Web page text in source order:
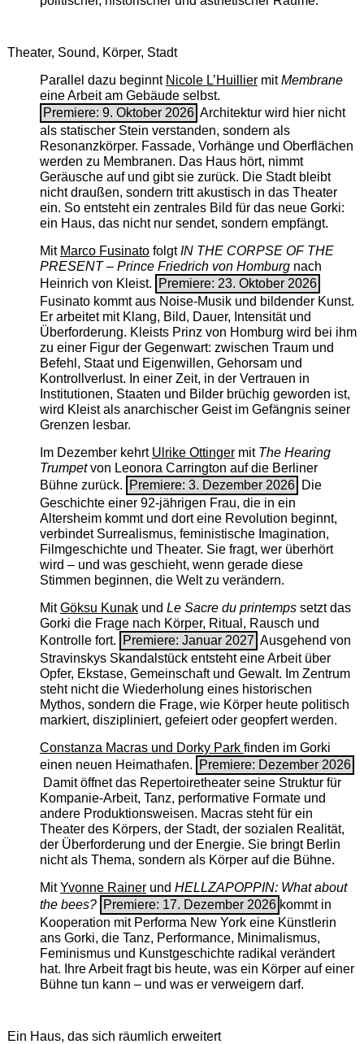
Theater, Sound, Körper, Stadt
Parallel dazu beginnt Nicole L’Huilliermit ­Membrane
eine Arbeit am Gebäude selbst.
Premiere: 9. Oktober 2026 Architektur wird hier nicht
als statischer Stein verstanden, sondern als
Resonanzkörper. Fassade, Vorhänge und Oberflächen
werden zu Membranen. Das Haus hört, nimmt
Geräusche auf und gibt sie zurück. Die Stadt bleibt
nicht draußen, sondern tritt akustisch in das Theater
ein. So entsteht ein zentrales Bild für das neue Gorki:
ein Haus, das nicht nur sendet, sondern empfängt.
Mit Marco FusinatofolgtIN THE CORPSE OF THE
PRESENT – Prince Friedrich von Homburgnach
Heinrich von Kleist.
Premiere: 23. Oktober 2026
Fusinato kommt aus Noise-Musik und bildender Kunst.
Er arbeitet mit Klang, Bild, Dauer, Intensität und
Überforderung. Kleists Prinz von Homburg wird bei ihm
zu einer Figur der Gegenwart: zwischen Traum und
Befehl, Staat und Eigenwillen, Gehorsam und
Kontrollverlust. In einer Zeit, in der Vertrauen in
Institutionen, Staaten und Bilder brüchig geworden ist,
wird Kleist als anarchischer Geist im Gefängnis seiner
Grenzen lesbar.
Im Dezember kehrt Ulrike Ottingermit The ­Hearing
Trumpetvon Leonora Carrington auf die Berliner
Bühne zurück.
Premiere: 3. Dezember 2026 Die
Geschichte einer 92-jährigen Frau, die in ein
Altersheim kommt und dort eine Revolution beginnt,
verbindet Surrealismus, feministische Imagination,
Filmgeschichte und Theater. Sie fragt, wer überhört
wird – und was geschieht, wenn gerade diese
Stimmen beginnen, die Welt zu verändern.
MitGöksu Kunakund Le Sacre du printempssetzt das
Gorki die Frage nach Körper, Ritual, Rausch und
Kontrolle fort.
Premiere: Januar 2027 Ausgehend von
Stravinskys Skandalstück entsteht eine Arbeit über
Opfer, Ekstase, Gemeinschaft und Gewalt. Im Zentrum
steht nicht die Wiederholung eines historischen
Mythos, sondern die Frage, wie Körper heute politisch
markiert, diszipliniert, gefeiert oder geopfert werden.
Constanza Macras und Dorky Park finden im Gorki
einen neuen Heimathafen.
Premiere: Dezember 2026
Damit öffnet das Repertoiretheater seine Struktur für
Kompanie-Arbeit, Tanz, performative Formate und
andere Produktionsweisen. Macras steht für ein
Theater des Körpers, der Stadt, der sozialen Realität,
der Überforderung und der Energie. Sie bringt Berlin
nicht als Thema, sondern als Körper auf die Bühne.
MitYvonne Rainerund HELLZAPOPPIN: What about
the bees? Premiere: 17. Dezember 2026 kommt in
Kooperation mit Performa New York eine Künstlerin
ans Gorki, die Tanz, Performance, Minimalismus,
Feminismus und Kunstgeschichte radikal verändert
hat. Ihre Arbeit fragt bis heute, was ein Körper auf einer
Bühne tun kann – und was er verweigern darf.
Ein Haus, das sich räumlich erweitert